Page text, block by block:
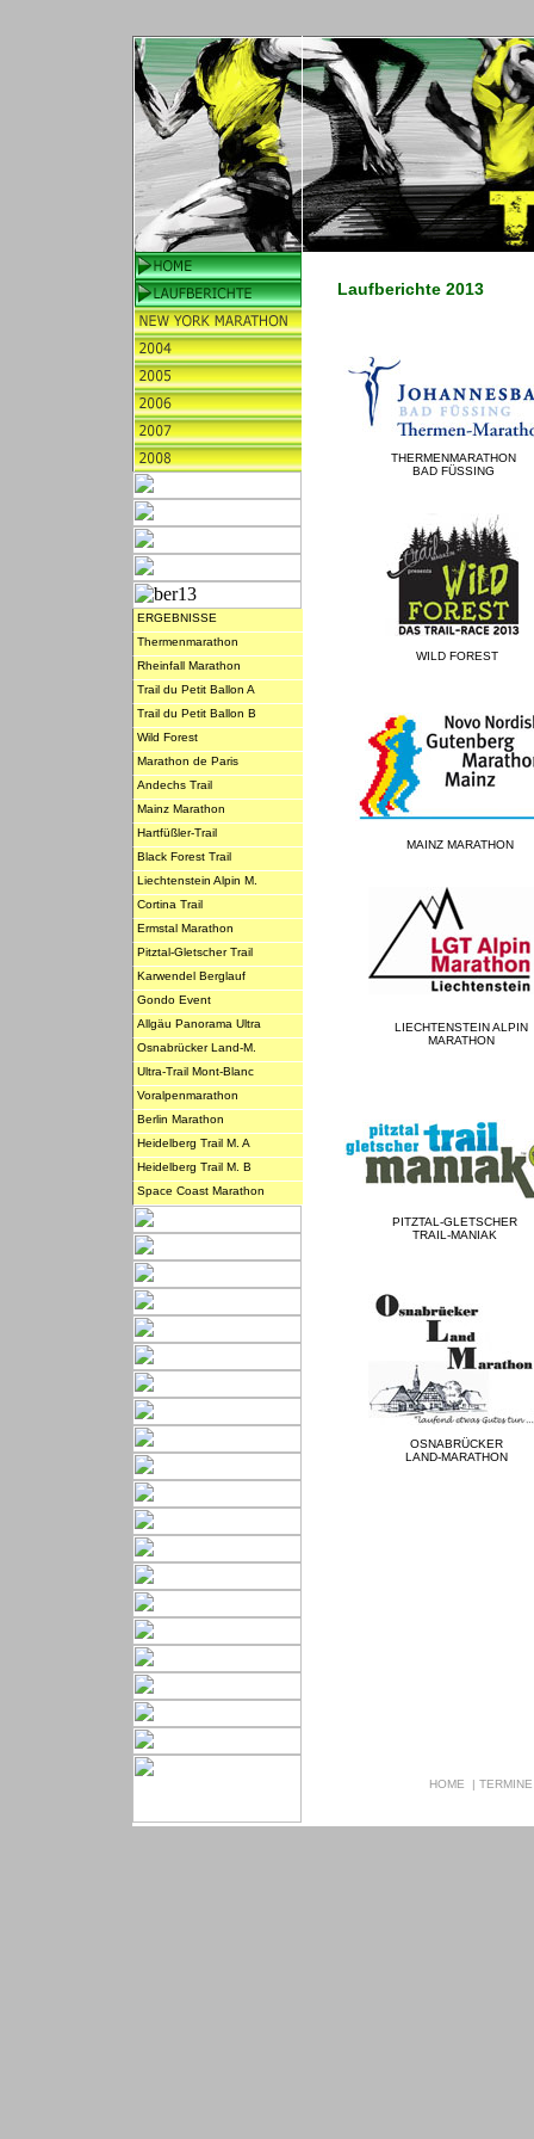
Laufberichte 2013
THERMENMARATHON
BAD FÜSSING
WILD FOREST
MAINZ MARATHON
LIECHTENSTEIN ALPIN
MARATHON
PITZTAL-GLETSCHER
TRAIL-MANIAK
OSNABRÜCKER
LAND-MARATHON
ERGEBNISSE
Thermenmarathon
Rheinfall Marathon
Trail du Petit Ballon A
Trail du Petit Ballon B
Wild Forest
Marathon de Paris
Andechs Trail
Mainz Marathon
Hartfüßler-Trail
Black Forest Trail
Liechtenstein Alpin M.
Cortina Trail
Ermstal Marathon
Pitztal-Gletscher Trail
Karwendel Berglauf
Gondo Event
Allgäu Panorama Ultra
Osnabrücker Land-M.
Ultra-Trail Mont-Blanc
Voralpenmarathon
Berlin Marathon
Heidelberg Trail M. A
Heidelberg Trail M. B
Space Coast Marathon
HOME | TERMINE